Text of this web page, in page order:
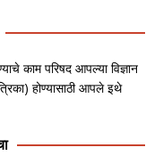
काम परिषद आपल्या विज्ञान
होण्यासाठी आपले इथे